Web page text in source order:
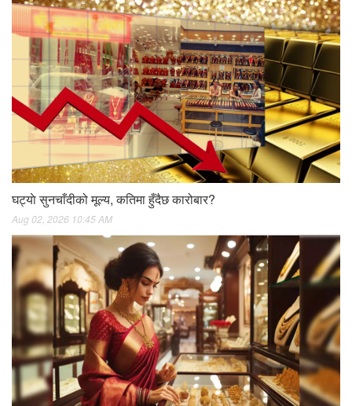
घट्याे सुनचाँदीको मूल्य, कतिमा हुँदैछ कारोबार?
Aug 02, 2026 10:45 AM